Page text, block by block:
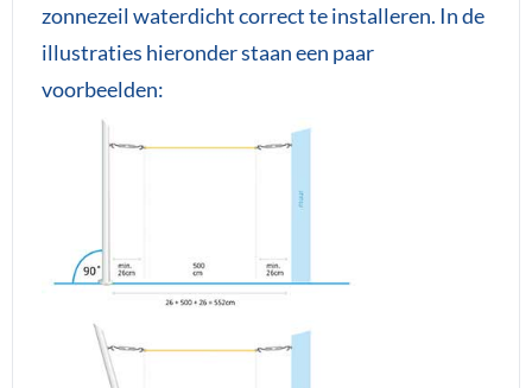
zonnezeil waterdicht correct te installeren. In de
illustraties hieronder staan een paar
voorbeelden: